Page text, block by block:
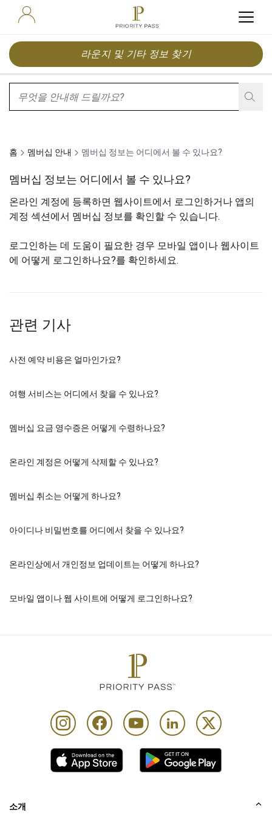
라운지 및 기타 정보 찾기
홈 멤버십 안내 멤버십 정보는 어디에서 볼 수 있나요?
멤버십 정보는 어디에서 볼 수 있나요?
온라인 계정에 등록하면 웹사이트에서 로그인하거나 앱의
계정 섹션에서 멤버십 정보를 확인할 수 있습니다.
로그인하는 데 도움이 필요한 경우 모바일 앱이나 웹사이트
에 어떻게 로그인하나요?를 확인하세요.
관련 기사
사전 예약 비용은 얼마인가요?
여행 서비스는 어디에서 찾을 수 있나요?
멤버십 요금 영수증은 어떻게 수령하나요?
온라인 계정은 어떻게 삭제할 수 있나요?
멤버십 취소는 어떻게 하나요?
아이디나 비밀번호를 어디에서 찾을 수 있나요?
온라인상에서 개인정보 업데이트는 어떻게 하나요?
모바일 앱이나 웹 사이트에 어떻게 로그인하나요?
소개